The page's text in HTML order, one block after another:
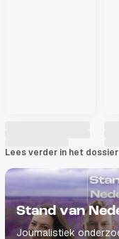
Lees verder in het dossier
Stand van
Journalistiek